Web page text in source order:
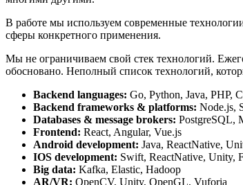
В работе мы используем современные
сферы конкретного применения.
Мы не ограничиваем свой стек технологий.
обосновано. Неполный список технологий,
Backend languages: Go, Python, Java, PHP,
Backend frameworks & platforms: Node.js,
Databases & message brokers: PostgreSQL,
Frontend: React, Angular, Vue.js
Android development: Java, ReactNative,
IOS development: Swift, ReactNative, Unity,
Big data: Kafka, Elastic, Hadoop
AR/VR: OpenCV, Unity, OpenGL, Vuforia